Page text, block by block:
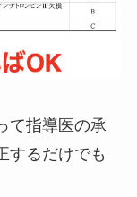
て指導医の承
するだけでも